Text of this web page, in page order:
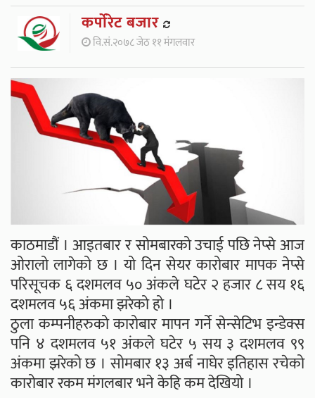
कर्पाेरेट बजार
वि.सं.२०७८ जेठ ११ मंगलवार
काठमाडौं । आइतबार र सोमबारको उचाई पछि नेप्से आज
ओरालो लागेको छ । यो दिन सेयर कारोबार मापक नेप्से
परिसूचक ६ दशमलव ५० अंकले घटेर २ हजार ८ सय १६
दशमलव ५६ अंकमा झरेको हो ।
ठुला कम्पनीहरुको कारोबार मापन गर्ने सेन्सेटिभ इन्डेक्स
पनि ४ दशमलव ५१ अंकले घटेर ५ सय ३ दशमलव ९९
अंकमा झरेको छ । सोमबार १३ अर्ब नाघेर इतिहास रचेको
कारोबार रकम मंगलबार भने केहि कम देखियो ।